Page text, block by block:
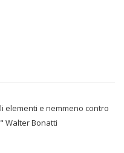
elementi e nemmeno contro
Walter Bonatti